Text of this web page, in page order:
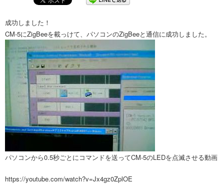
成功しました！
CM-5にZigBeeを載っけて、パソコンのZigBeeと通信に成功しました。
パソコンから0.5秒ごとにコマンドを送ってCM-5のLEDを点滅させる動画
https://youtube.com/watch?v=Jx4gz0ZplOE